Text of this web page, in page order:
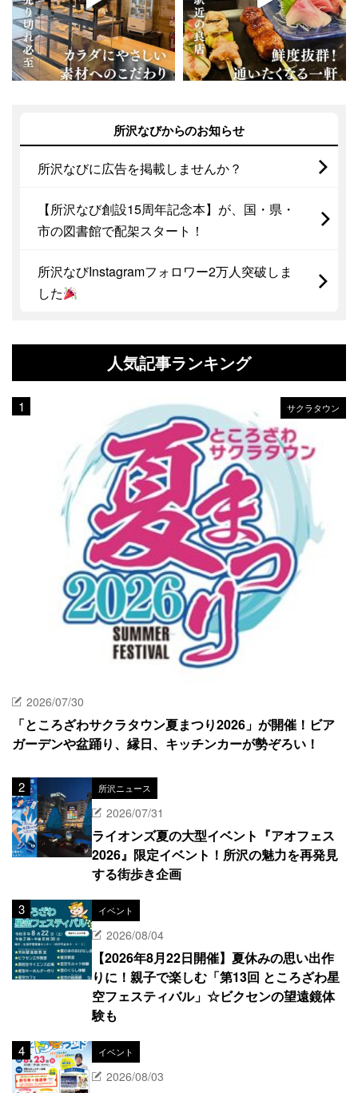
所沢なびからのお知らせ
所沢なびに広告を掲載しませんか？
【所沢なび創設15周年記念本】が、国・県・
市の図書館で配架スタート！
所沢なびInstagramフォロワー2万人突破しま
した
人気記事ランキング
サクラタウン
2026/07/30
「ところざわサクラタウン夏まつり2026」が開催！ビア
ガーデンや盆踊り、縁日、キッチンカーが勢ぞろい！
所沢ニュース
2026/07/31
ライオンズ夏の大型イベント『アオフェス
2026』限定イベント！所沢の魅力を再発見
する街歩き企画
イベント
2026/08/04
【2026年8月22日開催】夏休みの思い出作
りに！親子で楽しむ「第13回 ところざわ星
空フェスティバル」☆ビクセンの望遠鏡体
験も
イベント
2026/08/03